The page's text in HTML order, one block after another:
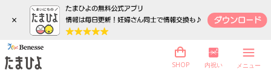
×
SHOP 内祝い メニュー